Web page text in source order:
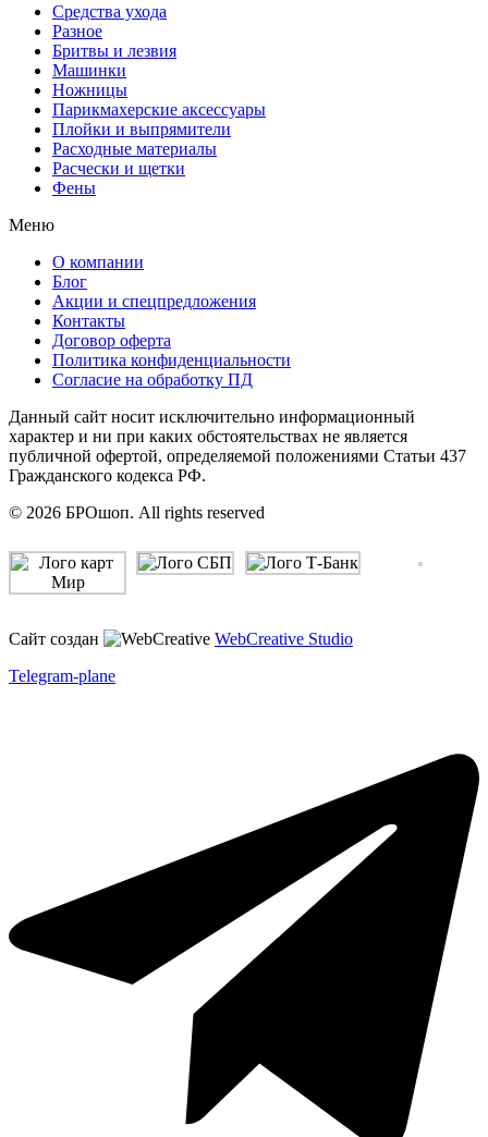
Средства ухода
Разное
Бритвы и лезвия
Машинки
Ножницы
Парикмахерские аксессуары
Плойки и выпрямители
Расходные материалы
Расчески и щетки
Фены
Меню
О компании
Блог
Акции и спецпредложения
Контакты
Договор оферта
Политика конфиденциальности
Согласие на обработку ПД
Данный сайт носит исключительно информационный
характер и ни при каких обстоятельствах не является
публичной офертой, определяемой положениями Статьи 437
Гражданского кодекса РФ.
© 2026 БРОшоп. All rights reserved
Сайт создан
WebCreative Studio
Telegram-plane